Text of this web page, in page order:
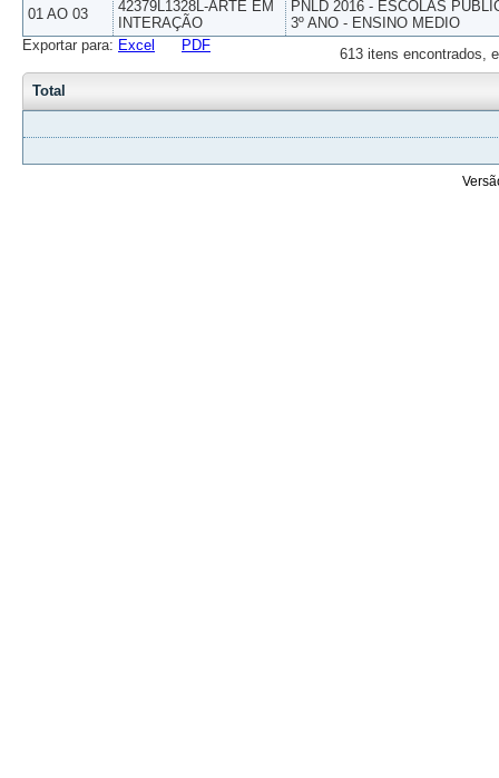
01 AO 03
42379L1328L-ARTE EM
INTERAÇÃO
PNLD 2016 - ESCOLAS
3º ANO - ENSINO MEDIO
613 itens encontrados,
Exportar para: Excel PDF
Total